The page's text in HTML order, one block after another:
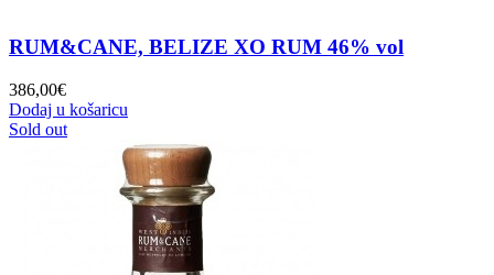
RUM&CANE, BELIZE XO RUM 46% vol
386,00€
Dodaj u košaricu
Sold out